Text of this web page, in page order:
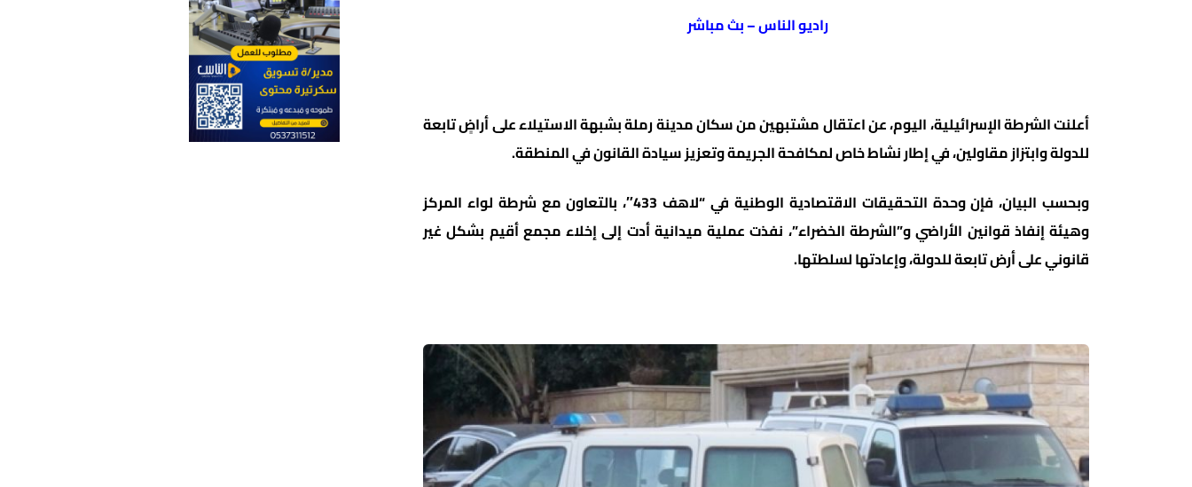
راديو الناس – بث مباشر
أعلنت الشرطة الإسرائيلية، اليوم، عن اعتقال مشتبهين من سكان مدينة رملة بشبهة الاستيلاء على أراضٍ تابعة
للدولة وابتزاز مقاولين، في إطار نشاط خاص لمكافحة الجريمة وتعزيز سيادة القانون في المنطقة.
وبحسب البيان، فإن وحدة التحقيقات الاقتصادية الوطنية في “لاهف 433″، بالتعاون مع شرطة لواء المركز
وهيئة إنفاذ قوانين الأراضي و”الشرطة الخضراء”، نفذت عملية ميدانية أدت إلى إخلاء مجمع أقيم بشكل غير
قانوني على أرض تابعة للدولة، وإعادتها لسلطتها.